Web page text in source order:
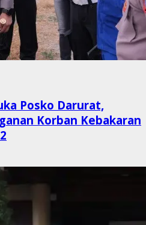
Posko Darurat,
Korban Kebakaran